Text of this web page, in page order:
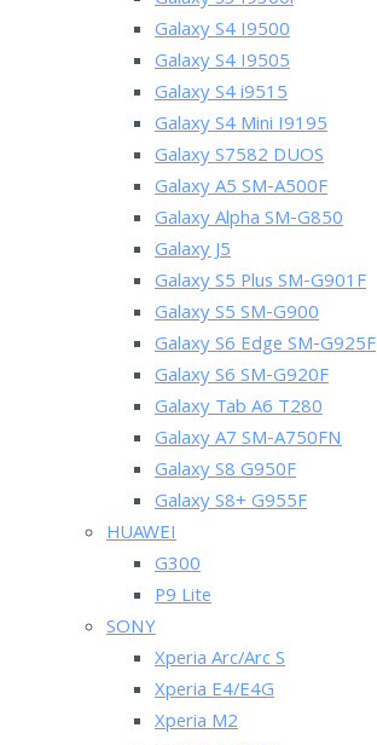
Galaxy S4 I9500
Galaxy S4 I9505
Galaxy S4 i9515
Galaxy S4 Mini I9195
Galaxy S7582 DUOS
Galaxy A5 SM-A500F
Galaxy Alpha SM-G850
Galaxy J5
Galaxy S5 Plus SM-G901F
Galaxy S5 SM-G900
Galaxy S6 Edge SM-G925F
Galaxy S6 SM-G920F
Galaxy Tab A6 T280
Galaxy A7 SM-A750FN
Galaxy S8 G950F
Galaxy S8+ G955F
HUAWEI
G300
P9 Lite
SONY
Xperia Arc/Arc S
Xperia E4/E4G
Xperia M2